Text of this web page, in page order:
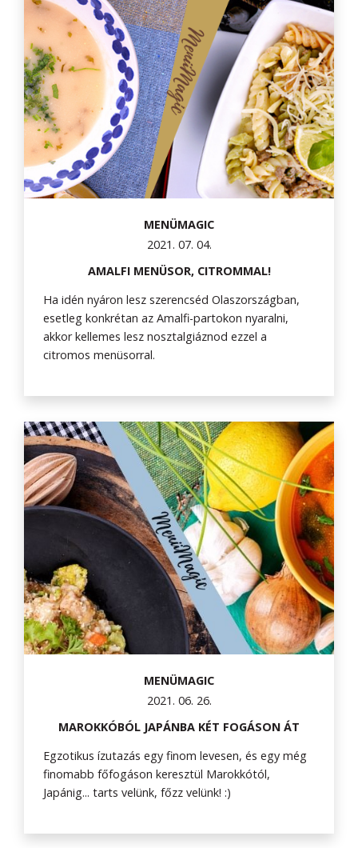
MENÜMAGIC
2021. 07. 04.
AMALFI MENÜSOR, CITROMMAL!
Ha idén nyáron lesz szerencséd Olaszországban,
esetleg konkrétan az Amalfi-partokon nyaralni,
akkor kellemes lesz nosztalgiáznod ezzel a
citromos menüsorral.
MENÜMAGIC
2021. 06. 26.
MAROKKÓBÓL JAPÁNBA KÉT FOGÁSON ÁT
Egzotikus ízutazás egy finom levesen, és egy még
finomabb főfogáson keresztül Marokkótól,
Japánig... tarts velünk, főzz velünk! :)